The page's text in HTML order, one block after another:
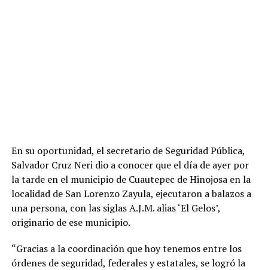
En su oportunidad, el secretario de Seguridad Pública,
Salvador Cruz Neri dio a conocer que el día de ayer por
la tarde en el municipio de Cuautepec de Hinojosa en la
localidad de San Lorenzo Zayula, ejecutaron a balazos a
una persona, con las siglas A.J.M. alias ‘El Gelos’,
originario de ese municipio.
“Gracias a la coordinación que hoy tenemos entre los
órdenes de seguridad, federales y estatales, se logró la